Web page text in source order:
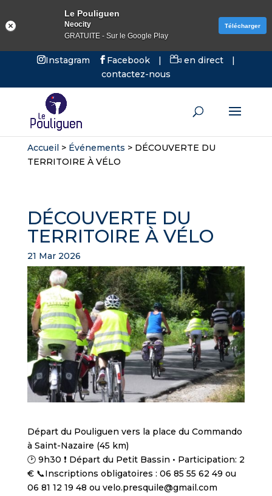
Instagram Facebook | en direct
|
contactez-nous
Accueil> Événements > DÉCOUVERTE DU
TERRITOIRE À VÉLO
DÉCOUVERTE DU
TERRITOIRE À VÉLO
21 Mar 2026
Départ du Pouliguen vers la place du Commando
à Saint-Nazaire (45 km)
🕑 9h30 ❗ Départ du Petit Bassin • Participation: 2
€ 📞Inscriptions obligatoires : 06 85 55 62 49 ou
06 81 12 19 48 ou velo.presquile@gmail.com
Le Pouliguen
Neocity
GRATUITE - Sur le Google Play
Télécharger